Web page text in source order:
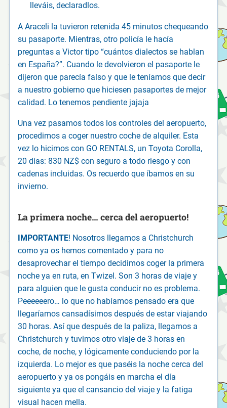
lleváis, declaradlos.
A Araceli la tuvieron retenida 45 minutos chequeando
su pasaporte. Mientras, otro policía le hacía
preguntas a Victor tipo “cuántos dialectos se hablan
en España?”. Cuando le devolvieron el pasaporte le
dijeron que parecía falso y que le teníamos que decir
a nuestro gobierno que hiciesen pasaportes de mejor
calidad. Lo tenemos pendiente jajaja
Una vez pasamos todos los controles del aeropuerto,
procedimos a coger nuestro coche de alquiler. Esta
vez lo hicimos con GO RENTALS, un Toyota Corolla,
20 días: 830 NZ$ con seguro a todo riesgo y con
cadenas incluidas. Os recuerdo que íbamos en su
invierno.
La primera noche… cerca del aeropuerto!
IMPORTANTE! Nosotros llegamos a Christchurch
como ya os hemos comentado y para no
desaprovechar el tiempo decidimos coger la primera
noche ya en ruta, en Twizel. Son 3 horas de viaje y
para alguien que le gusta conducir no es problema.
Peeeeeero… lo que no habíamos pensado era que
llegaríamos cansadísimos después de estar viajando
30 horas. Así que después de la paliza, llegamos a
Christchurch y tuvimos otro viaje de 3 horas en
coche, de noche, y lógicamente conduciendo por la
izquierda. Lo mejor es que paséis la noche cerca del
aeropuerto y ya os pongáis en marcha el día
siguiente ya que el cansancio del viaje y la fatiga
visual hacen mella.